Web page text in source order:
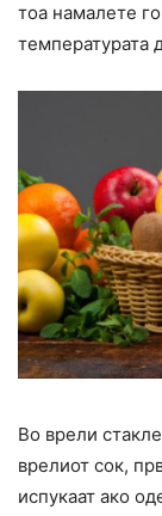
тоа намалете
температурата
Во врели
врелиот сок,
испукаат ако